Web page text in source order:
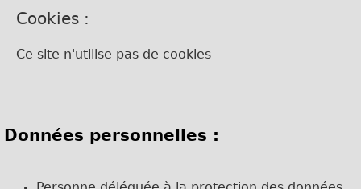
Cookies :
Ce site n'utilise pas de cookies
Données personnelles :